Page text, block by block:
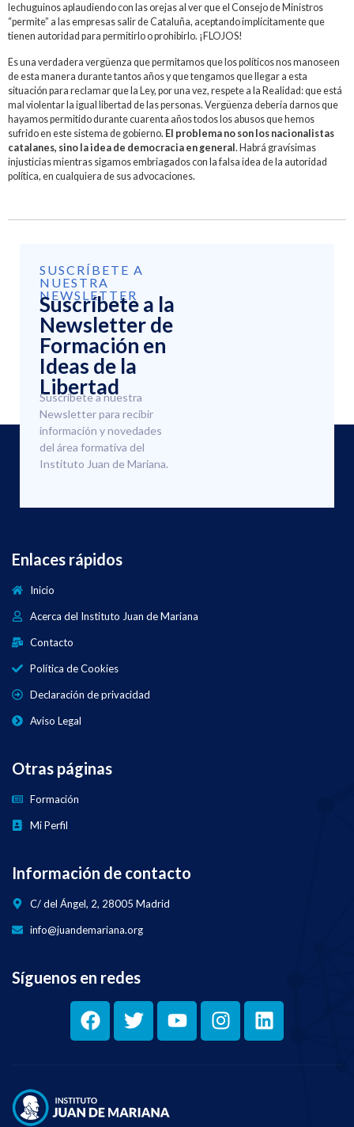
lechuguinos aplaudiendo con las orejas al ver que el Consejo de Ministros
“permite” a las empresas salir de Cataluña, aceptando implícitamente que
tienen autoridad para permitirlo o prohibirlo. ¡FLOJOS!
Es una verdadera vergüenza que permitamos que los políticos nos manoseen
de esta manera durante tantos años y que tengamos que llegar a esta
situación para reclamar que la Ley, por una vez, respete a la Realidad: que está
mal violentar la igual libertad de las personas. Vergüenza debería darnos que
hayamos permitido durante cuarenta años todos los abusos que hemos
sufrido en este sistema de gobierno. El problema no son los nacionalistas
catalanes, sino la idea de democracia en general . Habrá gravísimas
injusticias mientras sigamos embriagados con la falsa idea de la autoridad
política, en cualquiera de sus advocaciones.
SUSCRÍBETE A
NUESTRA
NEWSLETTER
Suscríbete a la
Newsletter de
Formación en
Ideas de la
Libertad
Suscríbete a nuestra
Newsletter para recibir
información y novedades
del área formativa del
Instituto Juan de Mariana.
Enlaces rápidos
Inicio
Acerca del Instituto Juan de Mariana
Contacto
Política de Cookies
Declaración de privacidad
Aviso Legal
Otras páginas
Formación
Mi Perfil
Información de contacto
C/ del Ángel, 2, 28005 Madrid
info@juandemariana.org
Síguenos en redes